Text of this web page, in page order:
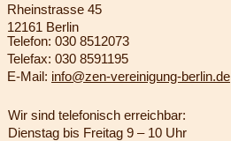
Rheinstrasse 45
12161 Berlin
Telefon: 030 8512073
Telefax: 030 8591195
E-Mail: info@zen-vereinigung-berlin.de
Wir sind telefonisch erreichbar:
Dienstag bis Freitag 9 – 10 Uhr